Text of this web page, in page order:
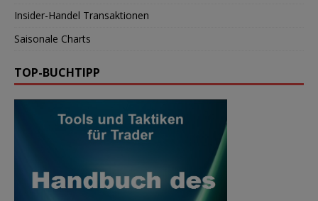
Insider-Handel Transaktionen
Saisonale Charts
TOP-BUCHTIPP